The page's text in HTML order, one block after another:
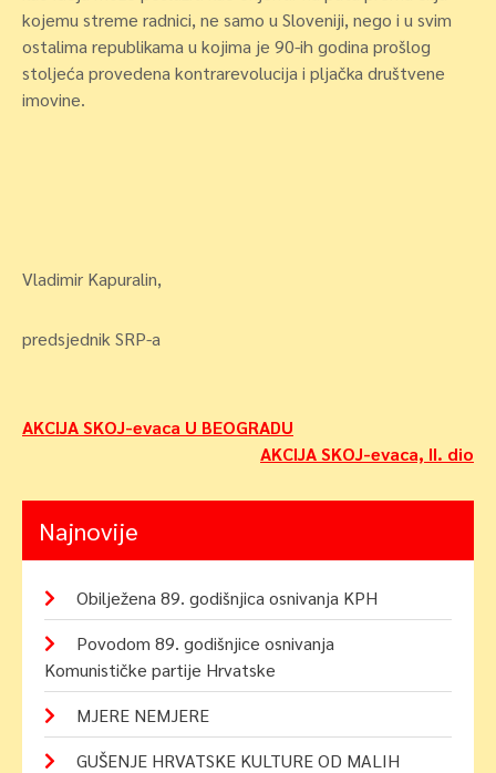
kojemu streme radnici, ne samo u Sloveniji, nego i u svim
ostalima republikama u kojima je 90-ih godina prošlog
stoljeća provedena kontrarevolucija i pljačka društvene
imovine.
Vladimir Kapuralin,
predsjednik SRP-a
Navigacija
AKCIJA SKOJ-evaca U BEOGRADU
AKCIJA SKOJ-evaca, II. dio
Najnovije
Obilježena 89. godišnjica osnivanja KPH
Povodom 89. godišnjice osnivanja
Komunističke partije Hrvatske
MJERE NEMJERE
GUŠENJE HRVATSKE KULTURE OD MALIH